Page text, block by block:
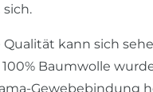
kann sich
100% Baumwolle
Gewebebindung